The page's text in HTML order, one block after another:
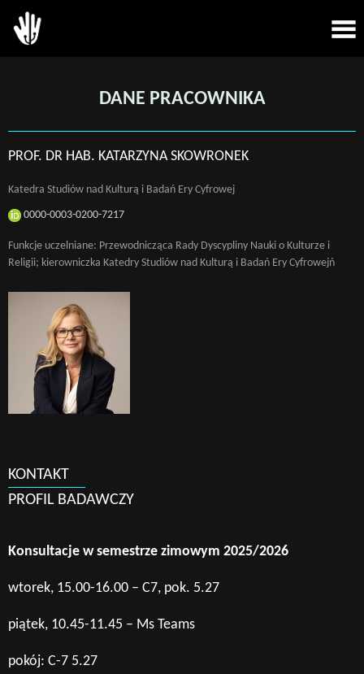
DANE PRACOWNIKA
PROF. DR HAB. KATARZYNA SKOWRONEK
Katedra Studiów nad Kulturą i Badań Ery Cyfrowej
0000-0003-0200-7217
Funkcje uczelniane: Przewodnicząca Rady Dyscypliny Nauki o Kulturze i
Religii; kierowniczka Katedry Studiów nad Kulturą i Badań Ery Cyfrowejń
KONTAKT
PROFIL BADAWCZY
Konsultacje w semestrze zimowym 2025/2026
wtorek, 15.00-16.00 – C7, pok. 5.27
piątek, 10.45-11.45 – Ms Teams
pokój: C-7 5.27